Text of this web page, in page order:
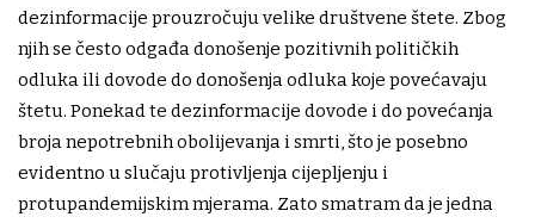
dezinformacije prouzročuju velike društvene štete. Zbog
njih se često odgađa donošenje pozitivnih političkih
odluka ili dovode do donošenja odluka koje povećavaju
štetu. Ponekad te dezinformacije dovode i do povećanja
broja nepotrebnih obolijevanja i smrti, što je posebno
evidentno u slučaju protivljenja cijepljenju i
protupandemijskim mjerama. Zato smatram da je jedna